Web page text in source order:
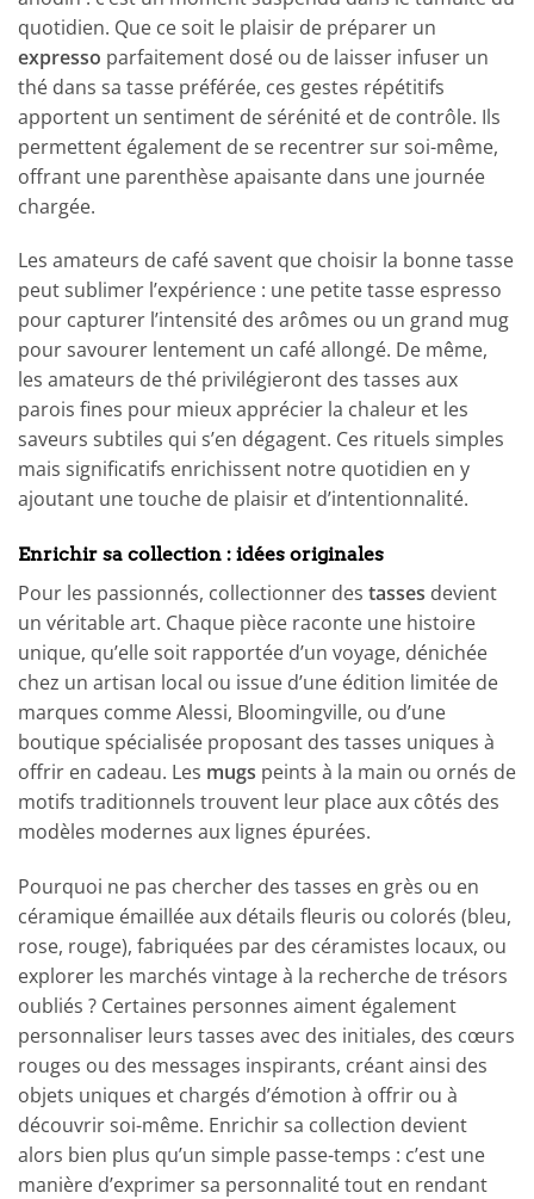
quotidien. Que ce soit le plaisir de préparer un
expresso parfaitement dosé ou de laisser infuser un
thé dans sa tasse préférée, ces gestes répétitifs
apportent un sentiment de sérénité et de contrôle. Ils
permettent également de se recentrer sur soi-même,
offrant une parenthèse apaisante dans une journée
chargée.
Les amateurs de café savent que choisir la bonne tasse
peut sublimer l’expérience : une petite tasse espresso
pour capturer l’intensité des arômes ou un grand mug
pour savourer lentement un café allongé. De même,
les amateurs de thé privilégieront des tasses aux
parois fines pour mieux apprécier la chaleur et les
saveurs subtiles qui s’en dégagent. Ces rituels simples
mais significatifs enrichissent notre quotidien en y
ajoutant une touche de plaisir et d’intentionnalité.
Enrichir sa collection : idées originales
Pour les passionnés, collectionner des tasses devient
un véritable art. Chaque pièce raconte une histoire
unique, qu’elle soit rapportée d’un voyage, dénichée
chez un artisan local ou issue d’une édition limitée de
marques comme Alessi, Bloomingville, ou d’une
boutique spécialisée proposant des tasses uniques à
offrir en cadeau. Les mugs peints à la main ou ornés de
motifs traditionnels trouvent leur place aux côtés des
modèles modernes aux lignes épurées.
Pourquoi ne pas chercher des tasses en grès ou en
céramique émaillée aux détails fleuris ou colorés (bleu,
rose, rouge), fabriquées par des céramistes locaux, ou
explorer les marchés vintage à la recherche de trésors
oubliés ? Certaines personnes aiment également
personnaliser leurs tasses avec des initiales, des cœurs
rouges ou des messages inspirants, créant ainsi des
objets uniques et chargés d’émotion à offrir ou à
découvrir soi-même. Enrichir sa collection devient
alors bien plus qu’un simple passe-temps : c’est une
manière d’exprimer sa personnalité tout en rendant